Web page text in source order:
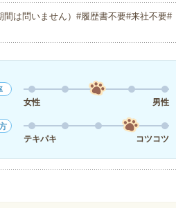
は問いません）#履歴書不要#来社不要#
女性
男性
テキパキ
コツコツ